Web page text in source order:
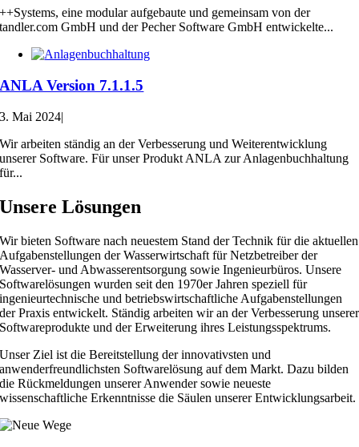
++Systems, eine modular aufgebaute und gemeinsam von der
tandler.com GmbH und der Pecher Software GmbH entwickelte...
ANLA Version 7.1.1.5
3. Mai 2024|
Wir arbeiten ständig an der Verbesserung und Weiterentwicklung
unserer Software. Für unser Produkt ANLA zur Anlagenbuchhaltung
für...
Unsere Lösungen
Wir bieten Software nach neuestem Stand der Technik für die aktuellen
Aufgabenstellungen der Wasserwirtschaft für Netzbetreiber der
Wasserver- und Abwasserentsorgung sowie Ingenieurbüros. Unsere
Softwarelösungen wurden seit den 1970er Jahren speziell für
ingenieurtechnische und betriebswirtschaftliche Aufgabenstellungen
der Praxis entwickelt. Ständig arbeiten wir an der Verbesserung unserer
Softwareprodukte und der Erweiterung ihres Leistungsspektrums.
Unser Ziel ist die Bereitstellung der innovativsten und
anwenderfreundlichsten Softwarelösung auf dem Markt. Dazu bilden
die Rückmeldungen unserer Anwender sowie neueste
wissenschaftliche Erkenntnisse die Säulen unserer Entwicklungsarbeit.